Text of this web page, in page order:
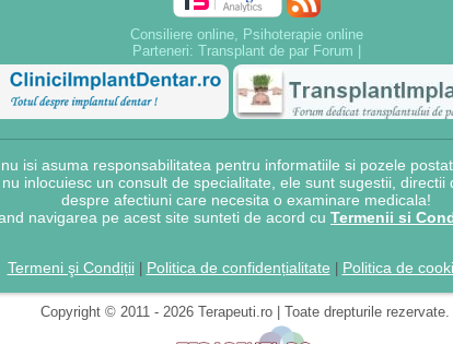
Consiliere online, Psihoterapie online
Parteneri: Transplant de par Forum
isi asuma responsabilitatea pentru informatiile si pozele
inlocuiesc un consult de specialitate, ele sunt sugestii,
despre afectiuni care necesita o examinare medicala!
navigarea pe acest site sunteti de acord cu Termenii si
Termeni şi Condiții| Politica de confidențialitate Politica de
Copyright © 2011 - 2026 Terapeuti.ro | Toate drepturile rezervate.